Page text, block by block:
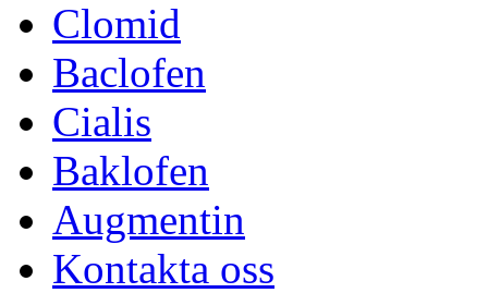
Clomid
Baclofen
Cialis
Baklofen
Augmentin
Kontakta oss